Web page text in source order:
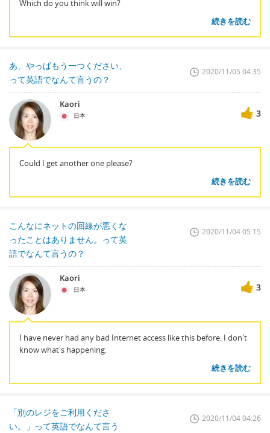
Which do you think will win?
続きを読む
あ、やっぱもう一つください、
って英語でなんて言うの？
2020/11/05 04:35
Kaori
日本 3
Could I get another one please?
続きを読む
こんなにネットの回線が悪くな
ったことはありません。って英
語でなんて言うの？
2020/11/04 05:15
Kaori
日本 3
I have never had any bad Internet access like this before. I don't
know what's happening.
続きを読む
「別のレジをご利用くださ
い。」って英語でなんて言う
2020/11/04 04:26